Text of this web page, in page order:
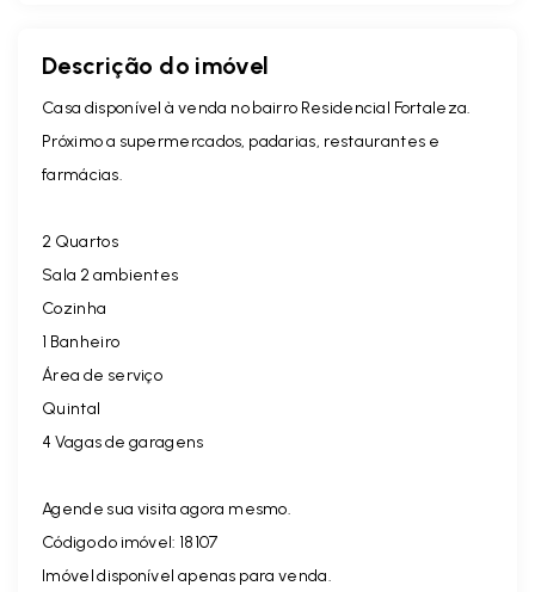
Descrição do imóvel
Casa disponível à venda no bairro Residencial Fortaleza.
Próximo a supermercados, padarias, restaurantes e
farmácias.
2 Quartos
Sala 2 ambientes
Cozinha
1 Banheiro
Área de serviço
Quintal
4 Vagas de garagens
Agende sua visita agora mesmo.
Código do imóvel: 18107
Imóvel disponível apenas para venda.